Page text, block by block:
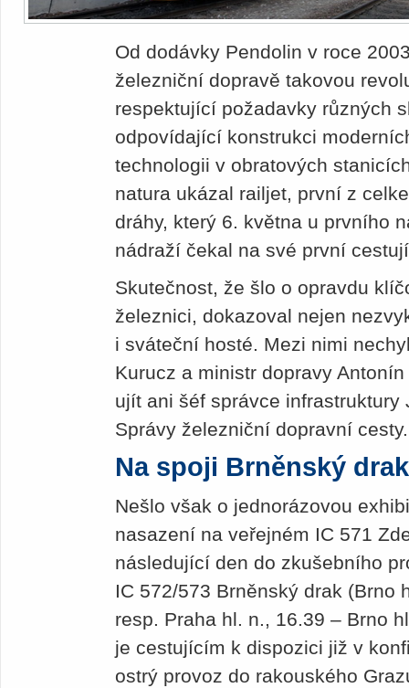
Od dodávky Pendolin v roce
železniční dopravě takovou
respektující požadavky různých
odpovídající konstrukci
technologii v obratových
natura ukázal railjet, první z
dráhy, který 6. května u prvního
nádraží čekal na své první
Skutečnost, že šlo o opravdu
železnici, dokazoval nejen
i sváteční hosté. Mezi nimi
Kurucz a ministr dopravy
ujít ani šéf správce
Správy železniční dopravní
Na spoji Brněnský drak
Nešlo však o jednorázovou
nasazení na veřejném IC 571
následující den do zkušebního
IC 572/573 Brněnský drak (Brno
resp. Praha hl. n., 16.39 – Brno
je cestujícím k dispozici již v
ostrý provoz do rakouského